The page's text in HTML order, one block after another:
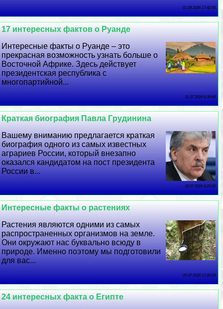
01 08 2026 17:42:45
17 интересных фактов о Руанде
Интересные факты о Руанде – это
прекрасная возможность узнать больше о
Восточной Африке. Здесь действует
президентская республика с
многопартийной...
31 07 2026 6:39:44
Краткая биография Павла Гpyдинина
Вашему вниманию предлагается краткая
биография одного из самых известных
аграриев России, который внезапно
оказался кандидатом на пост президента
России в...
30 07 2026 9:25:50
Интересные факты о растениях
Растения являются одними из самых
распространенных организмов на земле.
Они окружают нас буквально всюду в
природе. Именно поэтому мы подготовили
для вас...
29 07 2026 17:20:18
24 интересных факта о Египте